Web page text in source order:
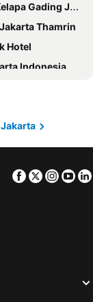
Gading Jakarta
Thamrin
Hotel
Indonesia
Ancol
Gajah Mada By Ihg
Jakarta
Jakarta
Facebook
Twitter